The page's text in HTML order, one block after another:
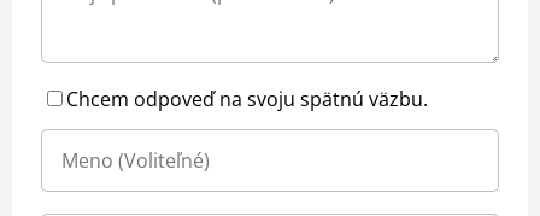
Chcem odpoveď na svoju spätnú väzbu.